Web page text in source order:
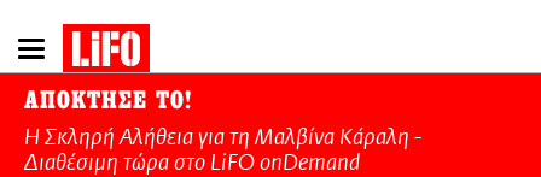
Παράκαμψη
προς
κυρίως
περιεχόμενο
ΑΠΟΚΤΗΣΕ ΤΟ!
Η Σκληρή Αλήθεια για τη Μαλβίνα Κάραλη -
Διαθέσιμη τώρα στo LiFO onDemand